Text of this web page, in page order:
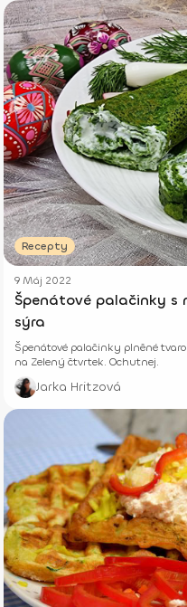
Recepty
9 Máj 2022
Špenátové palačinky s
sýra
Špenátové palačinky plněné
na Zelený čtvrtek. Ochutnej.
Jarka Hritzová